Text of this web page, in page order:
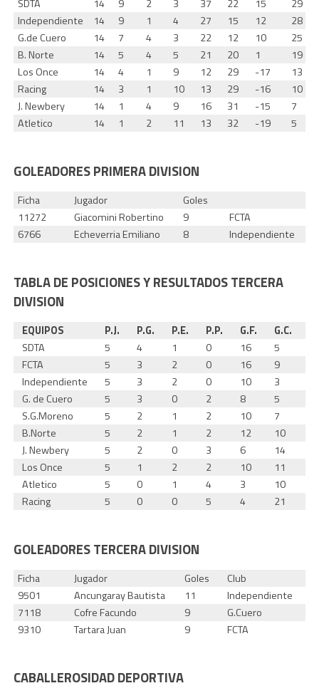
SDTA 14 9 2 3 37 22 15
29
Independiente
14 9 1 4 27 15 12
28
G.de Cuero
14 7 4 3 22 12 10
25
B. Norte
14 5 4 5 21 20 1
19
Los Once
14 4 1 9 12 29 -17
13
Racing
14 3 1 10 13 29 -16
10
J. Newbery
14 1 4 9 16 31 -15
7
Atletico
14 1 2 11 13 32 -19 5
GOLEADORES PRIMERA DIVISION
Ficha Jugador
Goles
11272
Giacomini Robertino 9
FCTA
6766
Echeverria Emiliano 8 Independiente
TABLA DE POSICIONES Y RESULTADOS TERCERA
DIVISION
EQUIPOS P.J. P.G. P.E. P.P. G.F. G.C.
SDTA
5 4 1 0 16 5
FCTA
5 3 2 0 16 9
Independiente
5 3 2 0 10 3
G. de Cuero
5 3 0 2 8 5
S.G.Moreno
5 2 1 2 10 7
B.Norte
5 2 1 2 12 10
J. Newbery
5 2 0 3 6 14
Los Once
5 1 2 2 10 11
Atletico
5 0 1 4 3 10
Racing
5 0 0 5 4 21
GOLEADORES TERCERA DIVISION
Ficha Jugador Goles
Club
9501
Ancungaray Bautista 11
Independiente
7118
Cofre Facundo 9
G.Cuero
9310
Tartara Juan 9 FCTA
CABALLEROSIDAD DEPORTIVA